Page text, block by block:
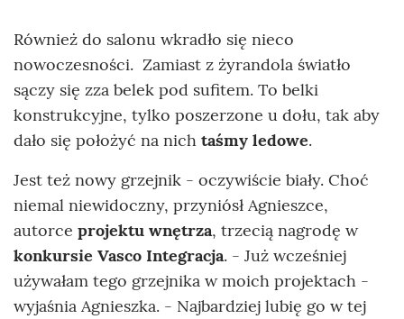
Również do salonu wkradło się nieco
nowoczesności. Zamiast z żyrandola światło
sączy się zza belek pod sufitem. To belki
konstrukcyjne, tylko poszerzone u dołu, tak aby
dało się położyć na nich taśmy ledowe.
Jest też nowy grzejnik - oczywiście biały. Choć
niemal niewidoczny, przyniósł Agnieszce,
autorce projektu wnętrza, trzecią nagrodę w
konkursie Vasco Integracja. - Już wcześniej
używałam tego grzejnika w moich projektach -
wyjaśnia Agnieszka. - Najbardziej lubię go w tej